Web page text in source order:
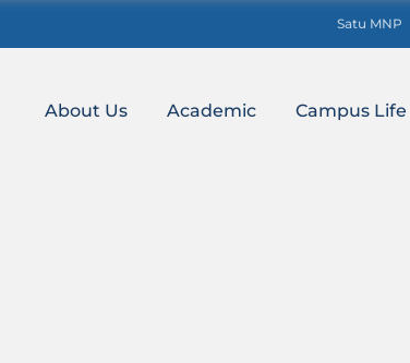
Satu MNP
About Us Academic Campus Life